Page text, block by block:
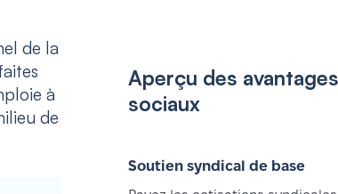
de la
à
de
Aperçu des avantages
sociaux
Soutien syndical de base